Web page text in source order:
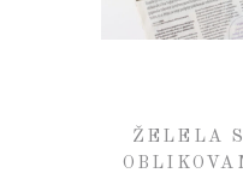
ŽELELA